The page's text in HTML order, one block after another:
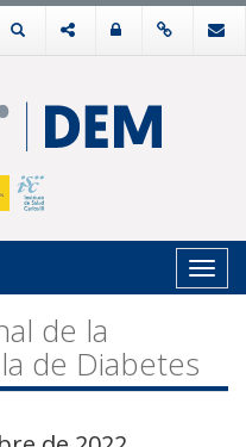
de la
de Diabetes